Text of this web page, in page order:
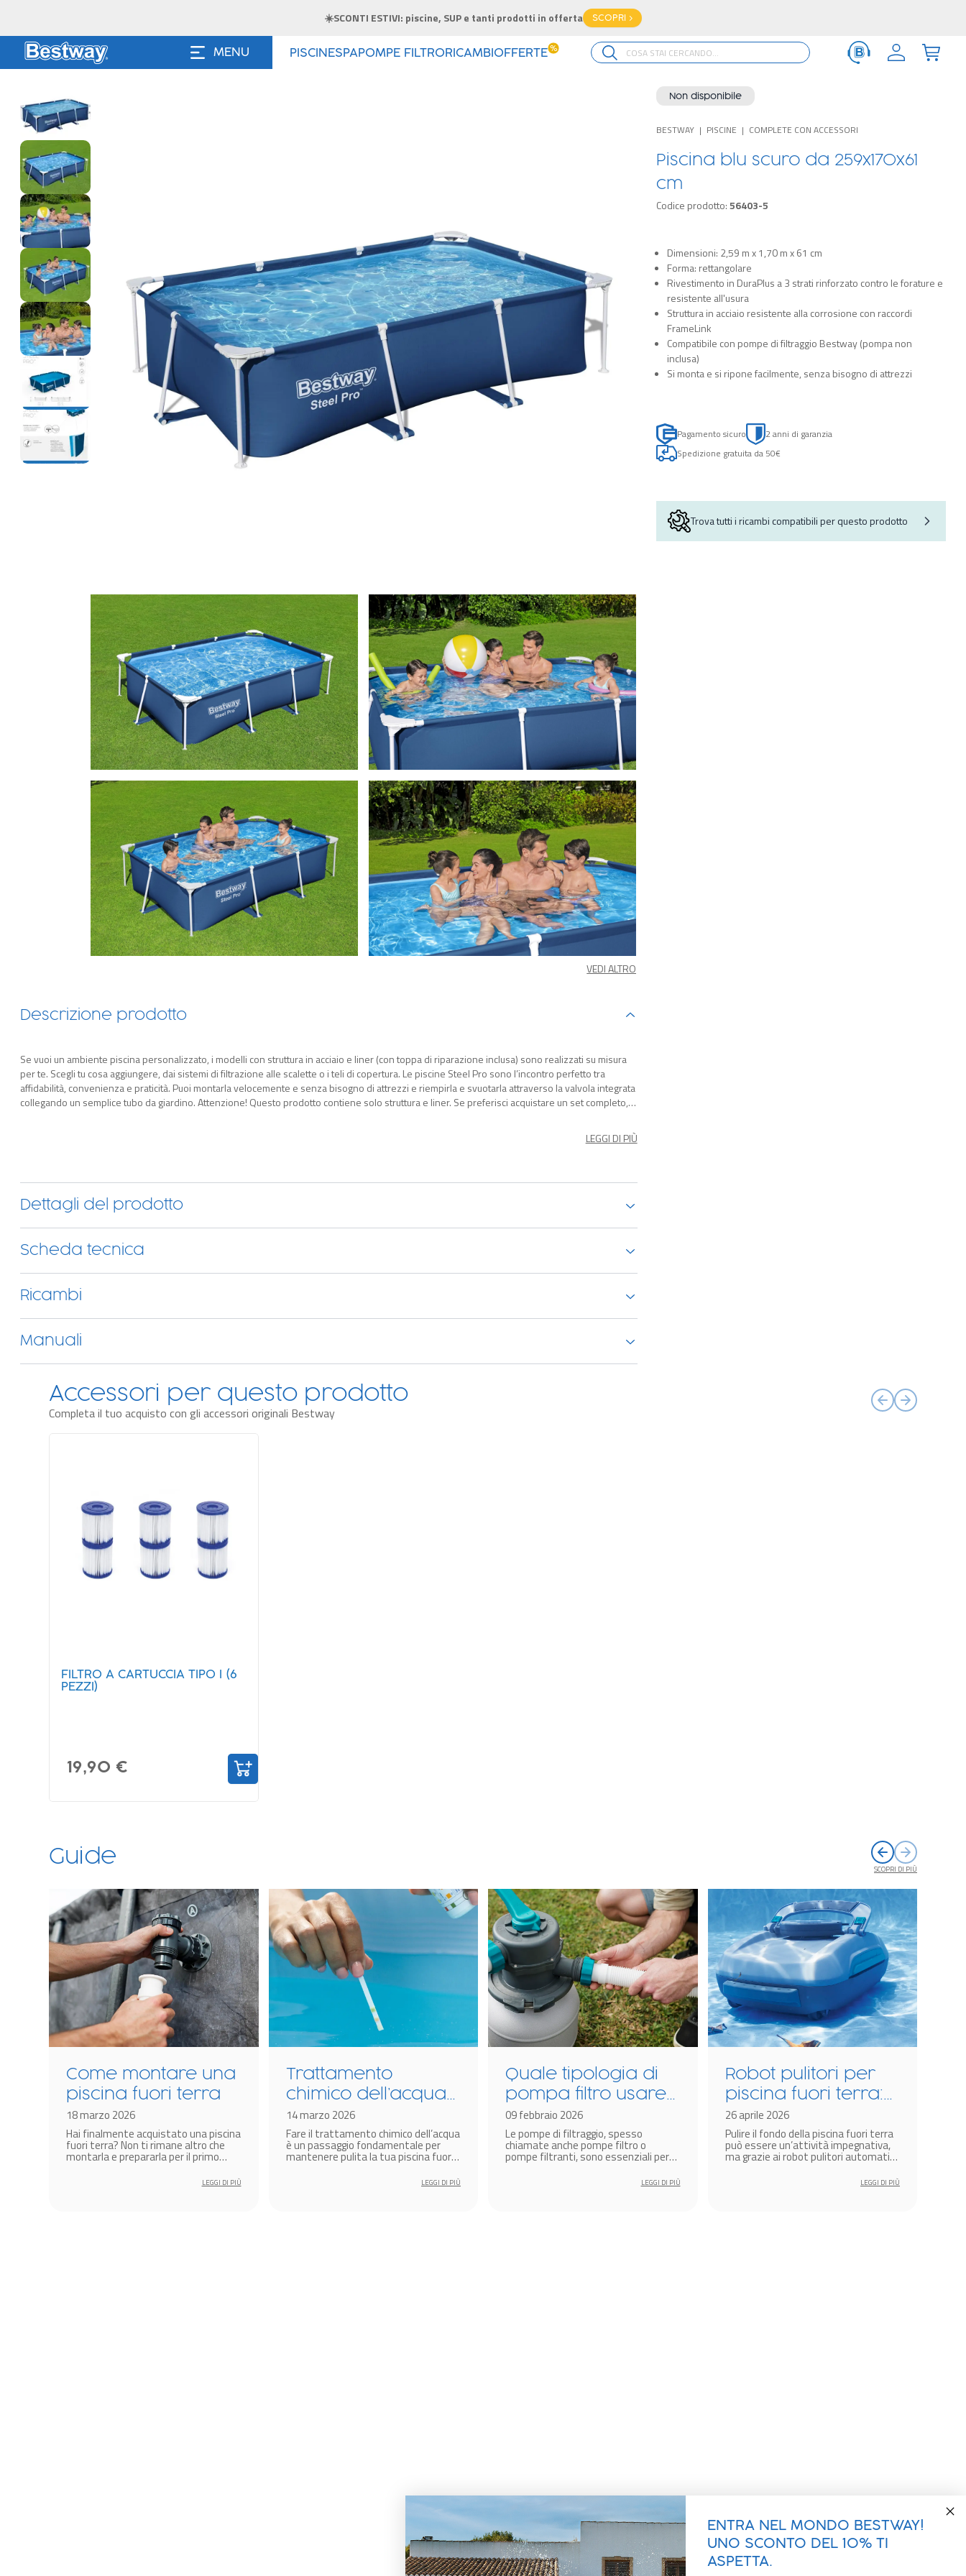
☀️SCONTI ESTIVI: piscine, SUP e tanti prodotti in offerta SCOPRI >
MENU PISCINESPAPOMPE FILTRORICAMBI OFFERTE %
VEDI ALTRO
Non disponibile
BESTWAY PISCINE COMPLETE CON ACCESSORI
Piscina blu scuro da 259x170x61
cm
Codice prodotto:56403-5
Dimensioni: 2,59 m x 1,70 m x 61 cm
Forma: rettangolare
Rivestimento in DuraPlus a 3 strati rinforzato contro le forature e
resistente all'usura
Struttura in acciaio resistente alla corrosione con raccordi
FrameLink
Compatibile con pompe di filtraggio Bestway (pompa non
inclusa)
Si monta e si ripone facilmente, senza bisogno di attrezzi
Pagamento sicuro
2 anni di garanzia
Spedizione gratuita da 50€
Trova tutti i ricambi compatibili per questo prodotto
Descrizione prodotto
Se vuoi un ambiente piscina personalizzato, i modelli con struttura in acciaio e liner (con toppa di riparazione inclusa) sono realizzati su misura
per te. Scegli tu cosa aggiungere, dai sistemi di filtrazione alle scalette o i teli di copertura. Le piscine Steel Pro sono l’incontro perfetto tra
affidabilità, convenienza e praticità. Puoi montarla velocemente e senza bisogno di attrezzi e riempirla e svuotarla attraverso la valvola integrata
collegando un semplice tubo da giardino. Attenzione! Questo prodotto contiene solo struttura e liner. Se preferisci acquistare un set completo,
LEGGI DI PIÙ
Dettagli del prodotto
Scheda tecnica
Ricambi
Manuali
Accessori per questo prodotto
Completa il tuo acquisto con gli accessori originali Bestway
FILTRO A CARTUCCIA TIPO I (6
PEZZI)
19,90 €
Guide
SCOPRI DI PIÙ
Come montare una
piscina fuori terra
18 marzo 2026
Hai finalmente acquistato una piscina
fuori terra? Non ti rimane altro che
montarla e prepararla per il primo
LEGGI DI PIÙ
Trattamento
chimico dell’acqua
della piscina: guida
completa
14 marzo 2026
Fare il trattamento chimico dell’acqua
è un passaggio fondamentale per
mantenere pulita la tua piscina fuori
terra ed essere sicuri che sia sempre
LEGGI DI PIÙ
Quale tipologia di
pompa filtro usare
in base al modello
di piscina?
09 febbraio 2026
Le pompe di filtraggio, spesso
chiamate anche pompe filtro o
pompe filtranti, sono essenziali per
mantenere l’acqua della tua piscina
LEGGI DI PIÙ
Robot pulitori per
piscina fuori terra:
differenze, tipologie
e modelli
26 aprile 2026
Pulire il fondo della piscina fuori terra
può essere un’attività impegnativa,
ma grazie ai robot pulitori automatici
Bestway diventa semplice, veloce ed
LEGGI DI PIÙ
ENTRA NEL MONDO BESTWAY!
UNO SCONTO DEL 10% TI
ASPETTA.